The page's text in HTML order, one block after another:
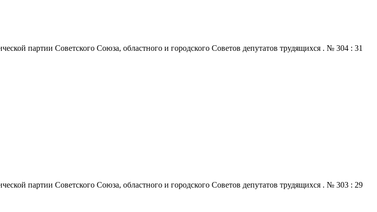
партии Советского Союза, областного и городского Советов депутатов трудящихся . № 304 : 31
партии Советского Союза, областного и городского Советов депутатов трудящихся . № 303 : 29